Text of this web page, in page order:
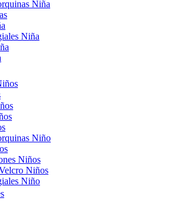
Niña
Niña
Niño
Niños
Niños
Niño